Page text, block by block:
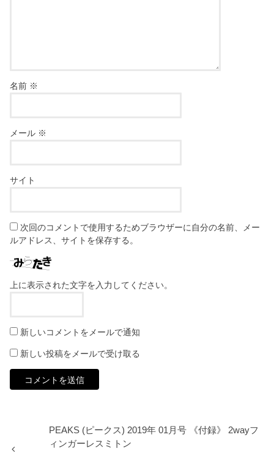
名前 ※
メール ※
サイト
次回のコメントで使用するためブラウザーに自分の名前、メー
ルアドレス、サイトを保存する。
上に表示された文字を入力してください。
新しいコメントをメールで通知
新しい投稿をメールで受け取る
PEAKS (ピークス) 2019年 01月号 《付録》 2wayフ
ィンガーレスミトン